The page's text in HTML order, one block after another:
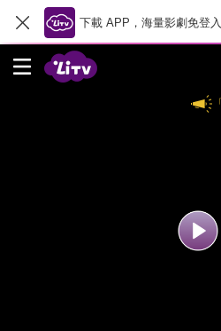
下載 APP，海量影劇免登